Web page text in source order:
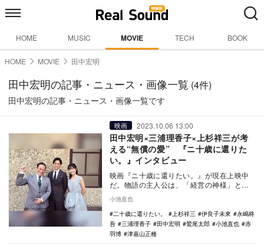
HOME MUSIC MOVIE TECH BOOK
HOME MOVIE 田中宏明
田中宏明の記事・ニュース・画像一覧 (4件)
田中宏明の記事・ニュース・画像一覧です
映画 2023.10.06 13:00
田中宏明×三浦理香子×上杉祥三が考
える“無償の愛” 『ニ十歳に還りた
い。』インタビュー
映画『ニ十歳に還りたい。』が現在上映中
だ。物語の主人公は、「経営の神様」とま
おろそかにして…
小池直也
二十歳に還りたい。
上杉祥三 伊良子未來
永嶋柊
吾
三浦理香子 田中宏明 鷲尾太郎 小池直也
赤
羽博
津嘉山正種